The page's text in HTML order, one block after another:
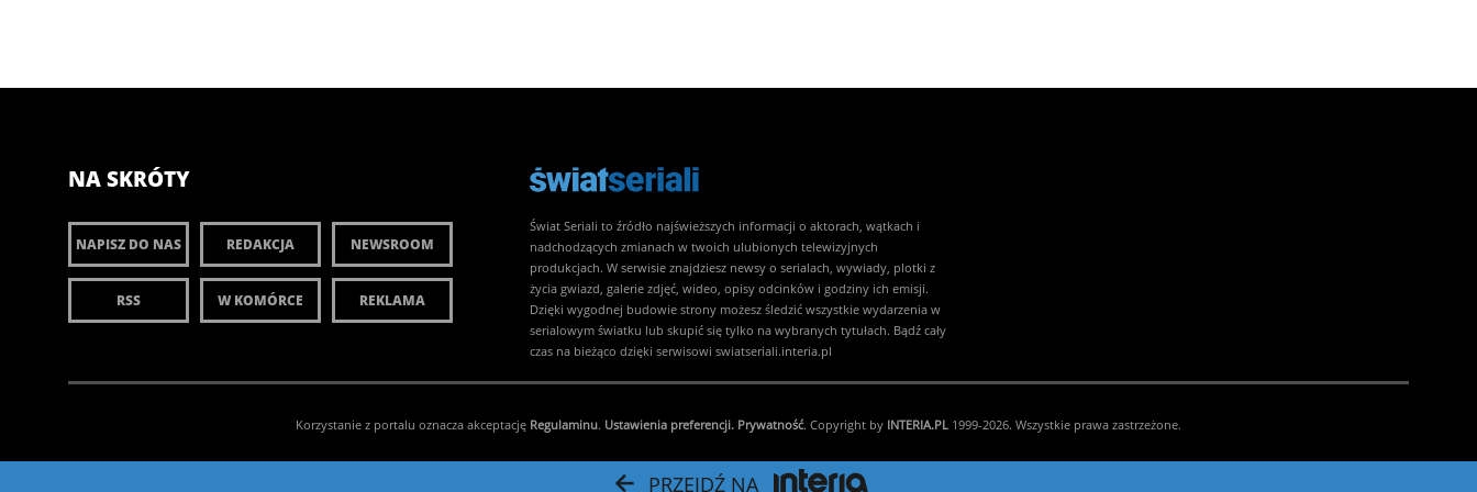
NA SKRÓTY
NAPISZ DO NAS REDAKCJA NEWSROOM
RSS W KOMÓRCE REKLAMA
Świat Seriali to źródło najświeższych informacji o aktorach, wątkach i
nadchodzących zmianach w twoich ulubionych telewizyjnych
produkcjach. W serwisie znajdziesz newsy o serialach, wywiady, plotki z
życia gwiazd, galerie zdjęć, wideo, opisy odcinków i godziny ich emisji.
Dzięki wygodnej budowie strony możesz śledzić wszystkie wydarzenia w
serialowym światku lub skupić się tylko na wybranych tytułach. Bądź cały
czas na bieżąco dzięki serwisowi swiatseriali.interia.pl
Korzystanie z portalu oznacza akceptację Regulaminu. Ustawienia preferencji. Prywatność. Copyright by INTERIA.PL 1999-2026. Wszystkie prawa zastrzeżone.
PRZEJDŹ NA